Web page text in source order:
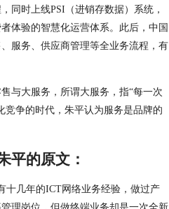
同时上线PSI（进销存数据）系统，
体验的智慧化运营体系。此后，中国
服务、供应商管理等全业务流程，有
与大服务，所谓大服务，指“每一次
竞争的时代，朱平认为服务是品牌的
平的原文：
十几年的ICT网络业务经验，做过产